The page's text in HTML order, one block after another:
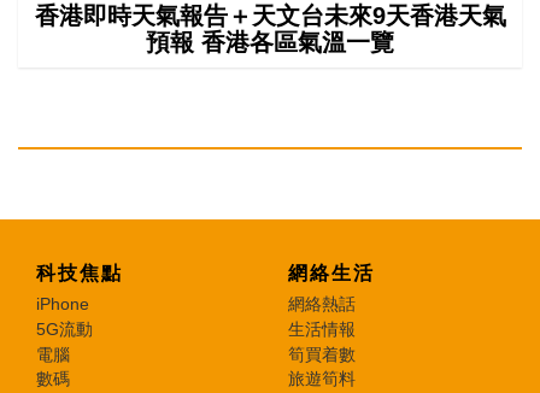
香港即時天氣報告＋天文台未來9天香港天氣
預報 香港各區氣溫一覽
科技焦點
iPhone
5G流動
電腦
數碼
網絡生活
網絡熱話
生活情報
筍買着數
旅遊筍料